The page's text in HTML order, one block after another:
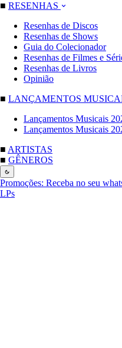
■ RESENHAS
Resenhas de Discos
Resenhas de Shows
Guia do Colecionador
Resenhas de Filmes e
Resenhas de Livros
Opinião
■ LANÇAMENTOS
Lançamentos Musicais
Lançamentos Musicais
■ ARTISTAS
■ GÊNEROS
Promoções: Receba no seu
LPs